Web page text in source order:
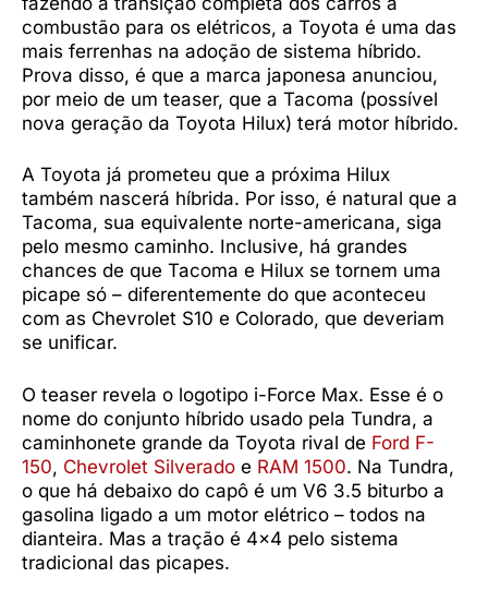
combustão para os elétricos, a Toyota é uma das
mais ferrenhas na adoção de sistema híbrido.
Prova disso, é que a marca japonesa anunciou,
por meio de um teaser, que a Tacoma (possível
nova geração da Toyota Hilux) terá motor híbrido.
A Toyota já prometeu que a próxima Hilux
também nascerá híbrida. Por isso, é natural que a
Tacoma, sua equivalente norte-americana, siga
pelo mesmo caminho. Inclusive, há grandes
chances de que Tacoma e Hilux se tornem uma
picape só – diferentemente do que aconteceu
com as Chevrolet S10 e Colorado, que deveriam
se unificar.
O teaser revela o logotipo i-Force Max. Esse é o
nome do conjunto híbrido usado pela Tundra, a
caminhonete grande da Toyota rival de Ford F-
150, Chevrolet Silverado e RAM 1500. Na Tundra,
o que há debaixo do capô é um V6 3.5 biturbo a
gasolina ligado a um motor elétrico – todos na
dianteira. Mas a tração é 4×4 pelo sistema
tradicional das picapes.